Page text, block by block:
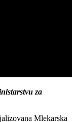
za